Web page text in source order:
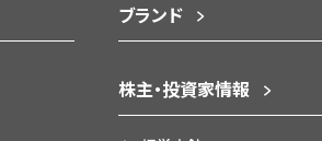
ブランド
株主・投資家情報